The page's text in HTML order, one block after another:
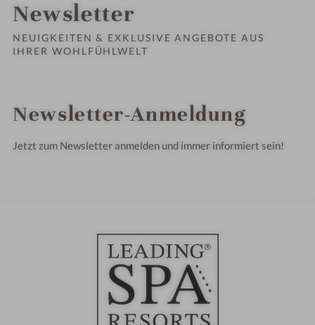
Newsletter
NEUIGKEITEN & EXKLUSIVE ANGEBOTE AUS
IHRER WOHLFÜHLWELT
Newsletter-Anmeldung
Jetzt zum Newsletter anmelden und immer informiert sein!